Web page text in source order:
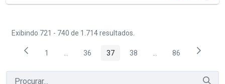
Exibindo 721 - 740 de 1.714 resultados.
Página
1 Páginas intermediárias Usar ABA para navegar.
Página
36 Página
37 Página
38 PáginasPágina
86